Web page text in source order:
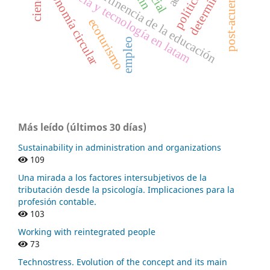
ciencia y tecnología en latam
empleo
economía circularecoturismo post-acuerdo
Más leído (últimos 30 días)
Sustainability in administration and organizations
109
Una mirada a los factores intersubjetivos de la
tributación desde la psicología. Implicaciones para la
profesión contable.
103
Working with reintegrated people
73
Technostress. Evolution of the concept and its main